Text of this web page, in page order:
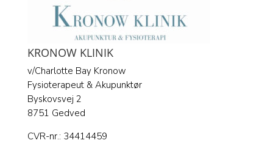
KRONOW KLINIK
v/Charlotte Bay Kronow
Fysioterapeut & Akupunktør
Byskovsvej 2
8751 Gedved
CVR-nr.: 34414459